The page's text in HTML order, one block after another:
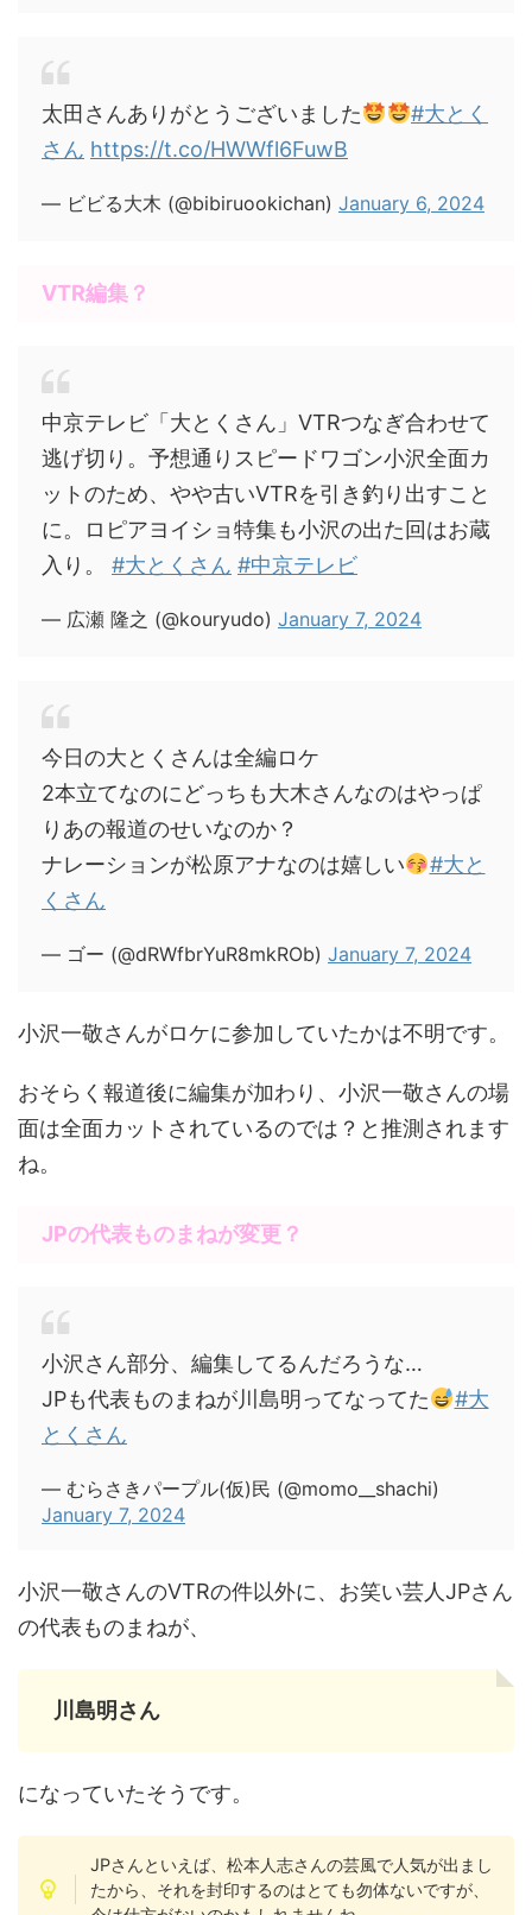
太田さんありがとうございました
#大とく
さん https://t.co/HWWfl6FuwB
— ビビる大木 (@bibiruookichan) January 6, 2024
VTR編集？
中京テレビ「大とくさん」VTRつなぎ合わせて
逃げ切り。予想通りスピードワゴン小沢全面カ
ットのため、やや古いVTRを引き釣り出すこと
に。ロピアヨイショ特集も小沢の出た回はお蔵
入り。 #大とくさん #中京テレビ
— 広瀬 隆之 (@kouryudo) January 7, 2024
今日の大とくさんは全編ロケ
2本立てなのにどっちも大木さんなのはやっぱ
りあの報道のせいなのか？
ナレーションが松原アナなのは嬉しい
#大と
くさん
— ゴー (@dRWfbrYuR8mkROb) January 7, 2024
小沢一敬さんがロケに参加していたかは不明です。
おそらく報道後に編集が加わり、小沢一敬さんの場
面は全面カットされているのでは？と推測されます
ね。
JPの代表ものまねが変更？
小沢さん部分、編集してるんだろうな…
JPも代表ものまねが川島明ってなってた
#大
とくさん
— むらさきパープル(仮)民 (@momo__shachi)
January 7, 2024
小沢一敬さんのVTRの件以外に、お笑い芸人JPさん
の代表ものまねが、
川島明さん
になっていたそうです。
JPさんといえば、松本人志さんの芸風で人気が出まし
たから、それを封印するのはとても勿体ないですが、